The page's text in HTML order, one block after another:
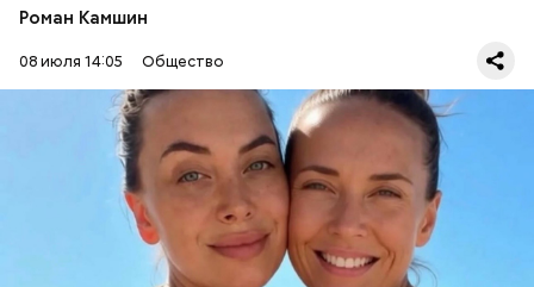
Роман Камшин
08 июля 14:05 Общество
людям с ослабленной иммунной системой;
детям.